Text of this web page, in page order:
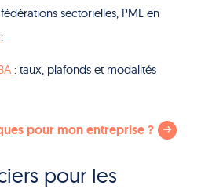
sectorielles, PME en
:
: taux, plafonds et modalités
pour mon entreprise ?
pour les